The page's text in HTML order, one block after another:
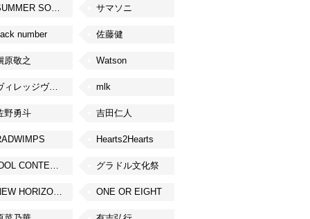
SUMMER SONIC サマソニ
number 佐藤健
原敬之 Watson
ヴィレッジヴァンガード mlk
野勇斗 吉田仁人
Hearts2Hearts
IDOL CONTENT EXPO グラドル文化祭
NEW HORIZON FEST ONE OR EIGHT